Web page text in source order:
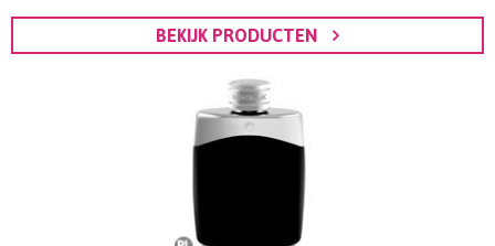
BEKIJK PRODUCTEN